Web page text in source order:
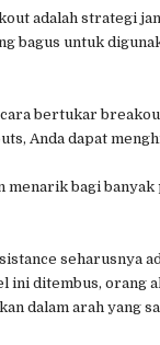
adalah strategi
bagus untuk
bertukar
Anda dapat
menarik bagi banyak
seharusnya
ini ditembus, orang
dalam arah yang